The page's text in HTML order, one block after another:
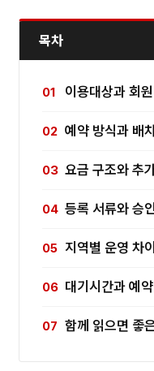
목차
이용대상과 회
예약 방식과 배
요금 구조와 추
등록 서류와 승
지역별 운영 차
대기시간과 예
함께 읽으면 좋